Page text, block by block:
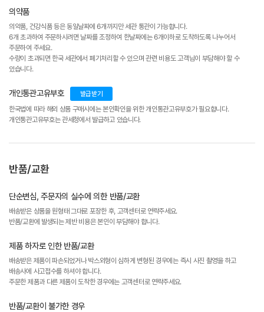
의약품
의약품, 건강식품 등은 동일날짜에 6개까지만 세관 통관이 가능합니다.
6개 초과하여 주문하시려면 날짜를 조정하여 한날짜에는 6개이하로 도착하도록 나누어서
주문하여 주세요.
수량이 초과되면 한국 세관에서 폐기처리할 수 있으며 관련 비용도 고객님이 부담해야 할 수
있습니다.
개인통관고유부호 발급받기
한국법에 따라 해외 상품 구매시에는 본인확인을 위한 개인통관고유부호가 필요합니다.
개인통관고유부호는 관세청에서 발급하고 있습니다.
반품/교환
단순변심, 주문자의 실수에 의한 반품/교환
배송받은 상품을 원형태 그대로 포장한 후, 고객센터로 연락주세요.
반품/교환에 발생되는 제반 비용은 본인이 부담해야 합니다.
제품 하자로 인한 반품/교환
배송받은 제품이 파손되었거나 박스외형이 심하게 변형된 경우에는 즉시 사진 촬영을 하고
배송사에 사고접수를 하셔야 합니다.
주문한 제품과 다른 제품이 도착한 경우에는 고객센터로 연락주세요.
반품/교환이 불가한 경우